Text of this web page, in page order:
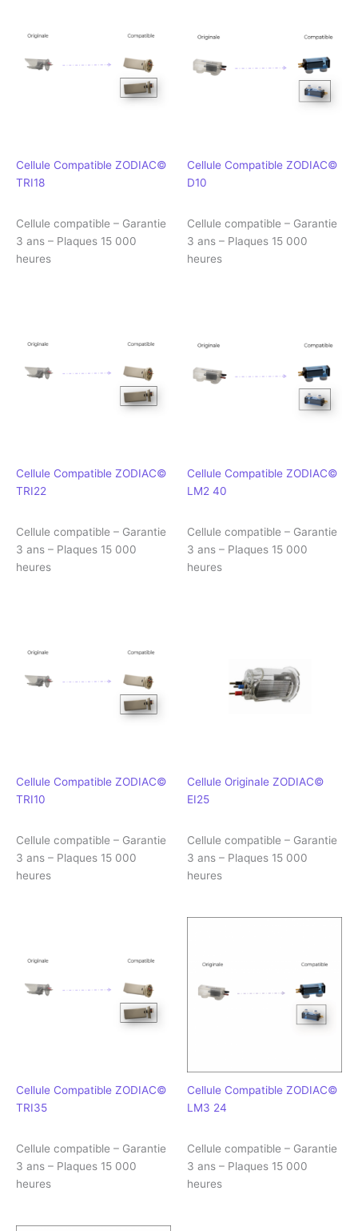
Cellule Compatible ZODIAC©
TRI18
Cellule compatible – Garantie
3 ans – Plaques 15 000
heures
Cellule Compatible ZODIAC©
D10
Cellule compatible – Garantie
3 ans – Plaques 15 000
heures
Cellule Compatible ZODIAC©
TRI22
Cellule compatible – Garantie
3 ans – Plaques 15 000
heures
Cellule Compatible ZODIAC©
LM2 40
Cellule compatible – Garantie
3 ans – Plaques 15 000
heures
Cellule Compatible ZODIAC©
TRI10
Cellule compatible – Garantie
3 ans – Plaques 15 000
heures
Cellule Originale ZODIAC©
EI25
Cellule compatible – Garantie
3 ans – Plaques 15 000
heures
Cellule Compatible ZODIAC©
TRI35
Cellule compatible – Garantie
3 ans – Plaques 15 000
heures
Cellule Compatible ZODIAC©
LM3 24
Cellule compatible – Garantie
3 ans – Plaques 15 000
heures